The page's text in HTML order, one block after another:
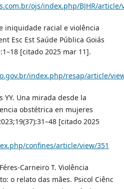
ojs/index.php/BJHR/article/
iniquidade racial e violência
Esc Est Saúde Pública Goiás
[citado 2025 mar 11].
index.php/resap/article/
YY. Una mirada desde la
obstétrica en mujeres
[citado 2025
confines/article/view/351
Carneiro T. Violência
o relato das mães. Psicol Ciênc